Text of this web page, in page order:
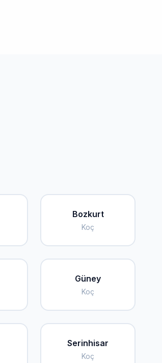
Bozkurt
Koç
Güney
Koç
Serinhisar
Koç